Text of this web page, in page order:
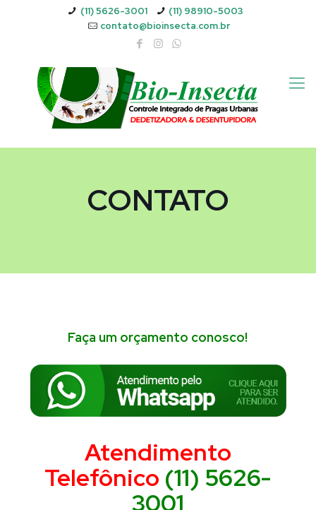
(11) 5626-3001
(11) 98910-5003
contato@bioinsecta.com.br
CONTATO
Faça um orçamento conosco!
Atendimento
Telefônico (11) 5626-
3001